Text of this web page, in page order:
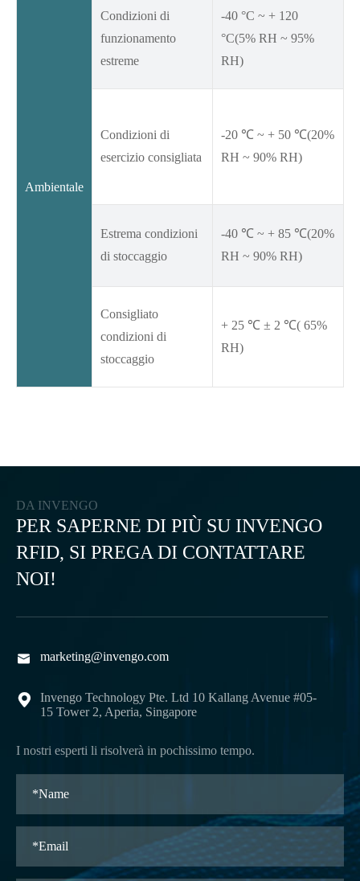
Ambientale
Condizioni di
funzionamento
estreme
-40 °C ~ + 120
°C(5% RH ~ 95%
RH)
Condizioni di
esercizio consigliata
-20 ℃ ~ + 50 ℃(20%
RH ~ 90% RH)
Estrema condizioni
di stoccaggio
-40 ℃ ~ + 85 ℃(20%
RH ~ 90% RH)
Consigliato
condizioni di
stoccaggio
+ 25 ℃ ± 2 ℃( 65%
RH)
DA INVENGO
PER SAPERNE DI PIÙ SU INVENGO
RFID, SI PREGA DI CONTATTARE
NOI!
 marketing@invengo.com

Invengo Technology Pte. Ltd 10 Kallang Avenue #05-
15 Tower 2, Aperia, Singapore
I nostri esperti li risolverà in pochissimo tempo.